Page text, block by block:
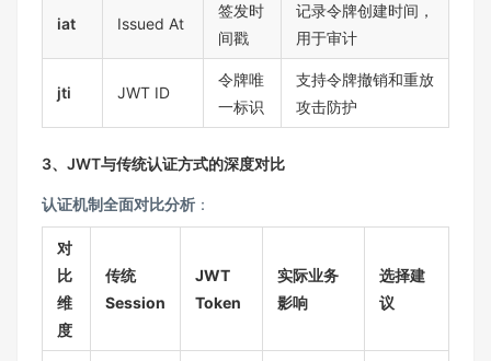
iat Issued At
签发时
间戳
记录令牌创建时间，
用于审计
jti JWT ID
令牌唯
一标识
支持令牌撤销和重放
攻击防护
3、JWT与传统认证方式的深度对比
认证机制全面对比分析 ：
对
比
维
度
传统
Session
JWT
Token
实际业务
影响
选择建
议